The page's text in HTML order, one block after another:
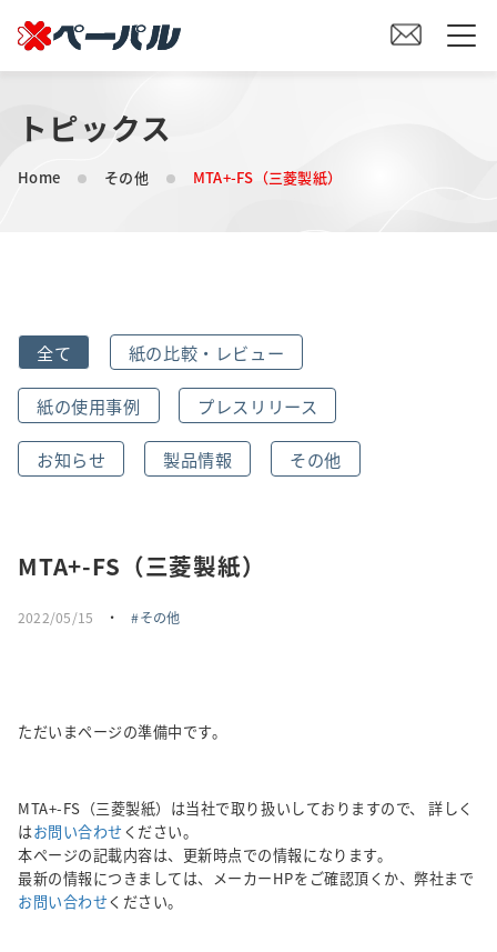
HOME
初めての方へ
会社案内
事業内容
トピックス
Home その他 MTA+-FS（三菱製紙）
全て 紙の比較・レビュー
紙の使用事例 プレスリリース
お知らせ 製品情報 その他
MTA+-FS（三菱製紙）
2022/05/15 ・ その他
ただいまページの準備中です。
MTA+-FS（三菱製紙）は当社で取り扱いしておりますので、 詳しく
はお問い合わせ ください。
本ページの記載内容は、更新時点での情報になります。
最新の情報につきましては、メーカーHPをご確認頂くか、弊社まで
お問い合わせください。